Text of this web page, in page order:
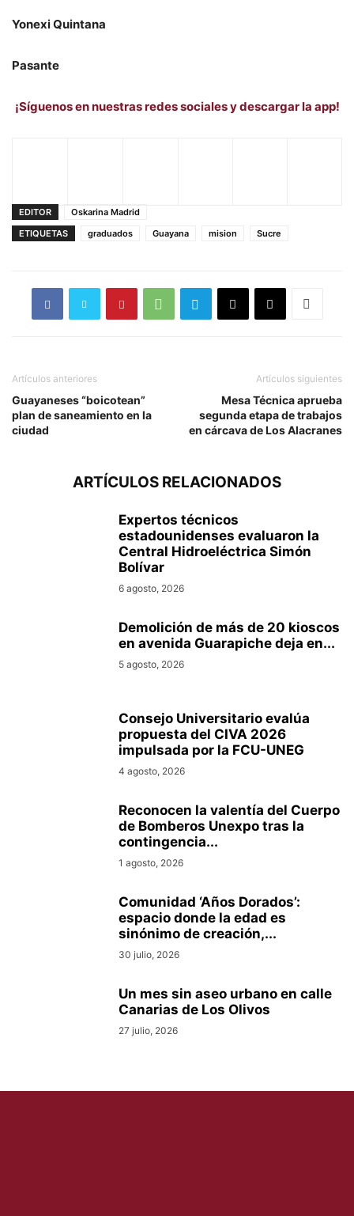
Yonexi Quintana
Pasante
¡Síguenos en nuestras redes sociales y descargar la app!
EDITOR
Oskarina Madrid
ETIQUETAS
graduados Guayana mision Sucre
Artículos anteriores
Guayaneses “boicotean”
plan de saneamiento en la
ciudad
Artículos siguientes
Mesa Técnica aprueba
segunda etapa de trabajos
en cárcava de Los Alacranes
ARTÍCULOS RELACIONADOS
Expertos técnicos
estadounidenses evaluaron la
Central Hidroeléctrica Simón
Bolívar
6 agosto, 2026
Demolición de más de 20 kioscos
en avenida Guarapiche deja en...
5 agosto, 2026
Consejo Universitario evalúa
propuesta del CIVA 2026
impulsada por la FCU-UNEG
4 agosto, 2026
Reconocen la valentía del Cuerpo
de Bomberos Unexpo tras la
contingencia...
1 agosto, 2026
Comunidad ‘Años Dorados’:
espacio donde la edad es
sinónimo de creación,...
30 julio, 2026
Un mes sin aseo urbano en calle
Canarias de Los Olivos
27 julio, 2026